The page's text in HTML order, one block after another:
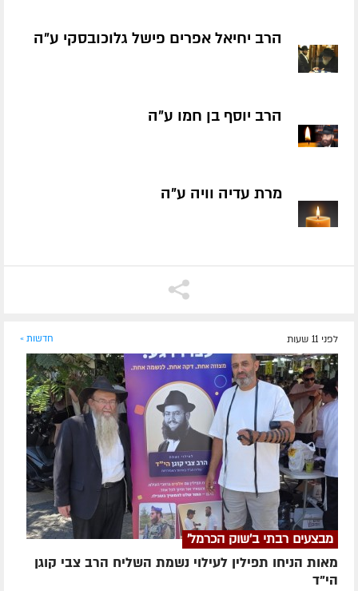
הרב יחיאל אפרים פישל גלוכובסקי ע״ה
הרב יוסף בן חמו ע״ה
מרת עדיה וויה ע״ה
לפני 11 שעות חדשות »
מבצעים רבתי ב'שוק הכרמל'
מאות הניחו תפילין לעילוי נשמת השליח הרב צבי קוגן
הי”ד